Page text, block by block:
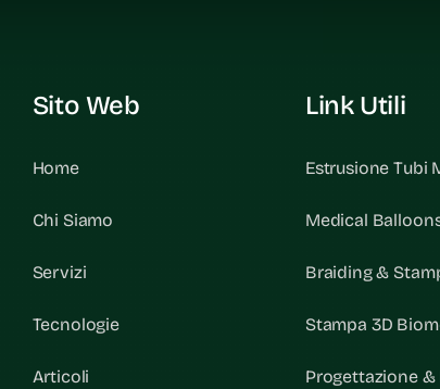
Sito Web
Home
Chi Siamo
Servizi
Tecnologie
Articoli
Link Utili
Estrusione Tubi
Medical
Braiding &
Stampa 3D
Progettazione &